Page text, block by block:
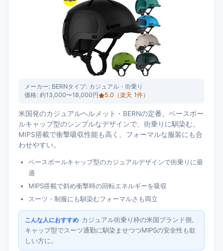
メーカー: BERNタイプ: カジュアル・街乗り
価格: 約13,000〜18,000円 5.0 （楽天 1件）
米国発のカジュアルヘルメット・BERNの定番。ベースボー
ルキャップ型のシンプルなデザインで、街乗りに馴染む。
MIPS搭載で衝撃吸収性能も高く、フォーマルな服装にも合
わせやすい。
ベースボールキャップ型のカジュアルデザインで街乗りに最
適
MIPS搭載で斜め衝撃時の回転エネルギーを吸収
スーツ・制服にも馴染むフォーマルさも両立
こんな人におすすめ カジュアル街乗り枠の米国ブランド側。
キャップ型でスーツ通勤に馴染ませつつMIPSの安全性も欲
しい方に。